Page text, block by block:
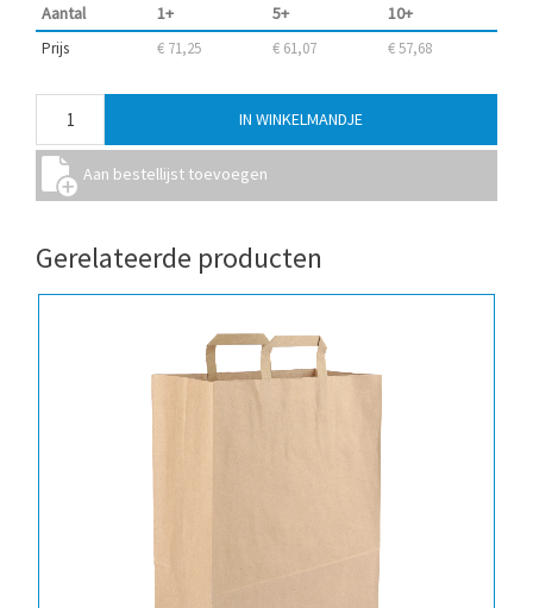
Aantal 1+ 5+ 10+
Prijs € 71,25 € 61,07 € 57,68
Gerelateerde producten